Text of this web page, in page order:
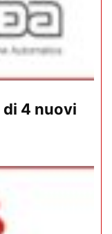
di 4 nuovi